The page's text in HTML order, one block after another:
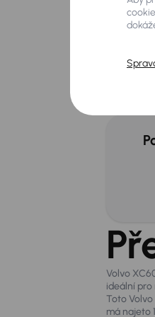
Volvo
ideální
Toto Volvo
má najeto